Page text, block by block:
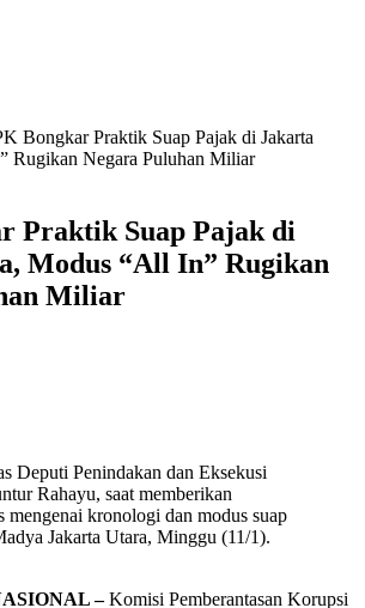
Bongkar Praktik Suap Pajak di Jakarta
Rugikan Negara Puluhan Miliar
Praktik Suap Pajak di
Modus “All In” Rugikan
Miliar
Deputi Penindakan dan Eksekusi
Rahayu, saat memberikan
mengenai kronologi dan modus suap
Jakarta Utara, Minggu (11/1).
–Komisi Pemberantasan Korupsi